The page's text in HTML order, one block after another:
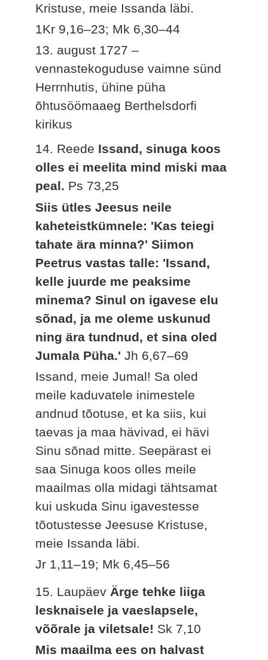
Kristuse, meie Issanda läbi.
1Kr 9,16–23; Mk 6,30–44
13. august 1727 –
vennastekoguduse vaimne sünd
Herrnhutis, ühine püha
õhtusöömaaeg Berthelsdorfi
kirikus
14. Reede Issand, sinuga koos
olles ei meelita mind miski maa
peal. Ps 73,25
Siis ütles Jeesus neile
kaheteistkümnele: 'Kas teiegi
tahate ära minna?' Siimon
Peetrus vastas talle: 'Issand,
kelle juurde me peaksime
minema? Sinul on igavese elu
sõnad, ja me oleme uskunud
ning ära tundnud, et sina oled
Jumala Püha.'Jh 6,67–69
Issand, meie Jumal! Sa oled
meile kaduvatele inimestele
andnud tõotuse, et ka siis, kui
taevas ja maa hävivad, ei hävi
Sinu sõnad mitte. Seepärast ei
saa Sinuga koos olles meile
maailmas olla midagi tähtsamat
kui uskuda Sinu igavestesse
tõotustesse Jeesuse Kristuse,
meie Issanda läbi.
Jr 1,11–19; Mk 6,45–56
15. Laupäev Ärge tehke liiga
lesknaisele ja vaeslapsele,
võõrale ja viletsale! Sk 7,10
Mis maailma ees on halvast